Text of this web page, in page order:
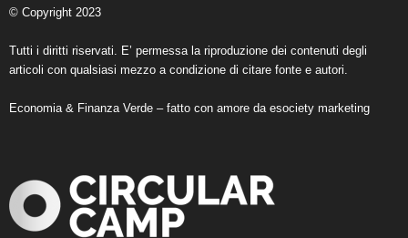
© Copyright 2023
Tutti i diritti riservati. E’ permessa la riproduzione dei contenuti degli
articoli con qualsiasi mezzo a condizione di citare fonte e autori.
Economia & Finanza Verde – fatto con amore da esociety marketing